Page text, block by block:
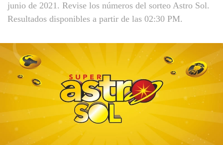
junio de 2021. Revise los números del sorteo Astro Sol.
Resultados disponibles a partir de las 02:30 PM.